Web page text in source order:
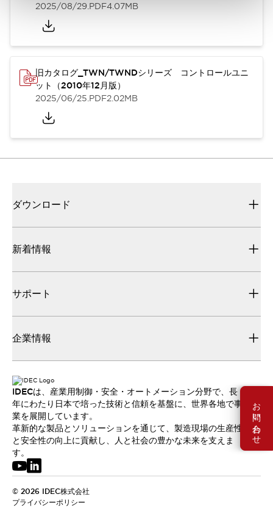
お問い合わせ
2025/08/29.PDF4.07MB
旧カタログ_TWN/TWNDシリーズ コントロールユニ
ット（2010年12月版）
2025/06/25.PDF2.02MB
ダウンロード
新着情報
サポート
企業情報
IDECは、産業用制御・安全・オートメーション分野で、長
年にわたり日本で培った技術と信頼を基盤に、世界各地で事
業を展開しています。
革新的な製品とソリューションを通じて、製造現場の生産性
と安全性の向上に貢献し、人と社会の豊かな未来を支えま
す。
© 2026 IDEC株式会社
プライバシーポリシー